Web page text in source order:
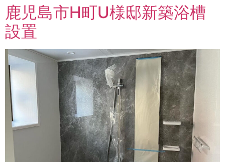
鹿児島市H町U様邸新築浴槽
設置